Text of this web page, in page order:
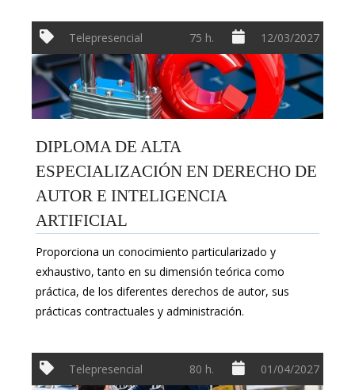
Telepresencial 75 h. 12/03/2027
DIPLOMA DE ALTA
ESPECIALIZACIÓN EN DERECHO DE
AUTOR E INTELIGENCIA
ARTIFICIAL
Proporciona un conocimiento particularizado y
exhaustivo, tanto en su dimensión teórica como
práctica, de los diferentes derechos de autor, sus
prácticas contractuales y administración.
Telepresencial 80 h. 01/04/2027